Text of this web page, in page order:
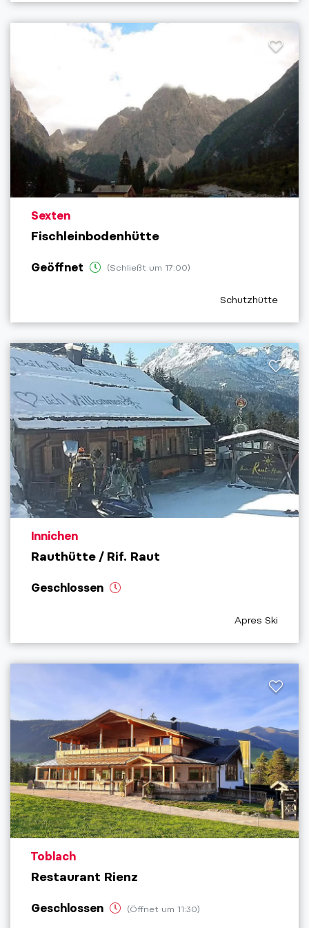
aria.poi_location_prefix
Sexten
Fischleinbodenhütte
Geöffnet (Schließt um 17:00)
Schutzhütte
aria.poi_location_prefix
Innichen
Rauthütte / Rif. Raut
Geschlossen
Apres Ski
aria.poi_location_prefix
Toblach
Restaurant Rienz
Geschlossen (Öffnet um 11:30)